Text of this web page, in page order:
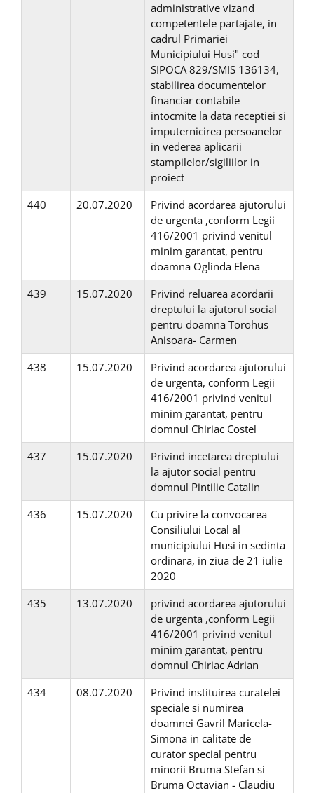
administrative vizand
competentele partajate, in
cadrul Primariei
Municipiului Husi" cod
SIPOCA 829/SMIS 136134,
stabilirea documentelor
financiar contabile
intocmite la data receptiei si
imputernicirea persoanelor
in vederea aplicarii
stampilelor/sigiliilor in
proiect
440
20.07.2020
Privind acordarea ajutorului
de urgenta ,conform Legii
416/2001 privind venitul
minim garantat, pentru
doamna Oglinda Elena
439
15.07.2020
Privind reluarea acordarii
dreptului la ajutorul social
pentru doamna Torohus
Anisoara- Carmen
438
15.07.2020
Privind acordarea ajutorului
de urgenta, conform Legii
416/2001 privind venitul
minim garantat, pentru
domnul Chiriac Costel
437
15.07.2020
Privind incetarea dreptului
la ajutor social pentru
domnul Pintilie Catalin
436
15.07.2020
Cu privire la convocarea
Consiliului Local al
municipiului Husi in sedinta
ordinara, in ziua de 21 iulie
2020
435
13.07.2020
privind acordarea ajutorului
de urgenta ,conform Legii
416/2001 privind venitul
minim garantat, pentru
domnul Chiriac Adrian
434
08.07.2020
Privind instituirea curatelei
speciale si numirea
doamnei Gavril Maricela-
Simona in calitate de
curator special pentru
minorii Bruma Stefan si
Bruma Octavian - Claudiu